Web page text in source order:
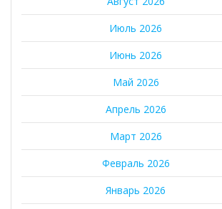
Июль 2026
Июнь 2026
Май 2026
Апрель 2026
Март 2026
Февраль 2026
Январь 2026